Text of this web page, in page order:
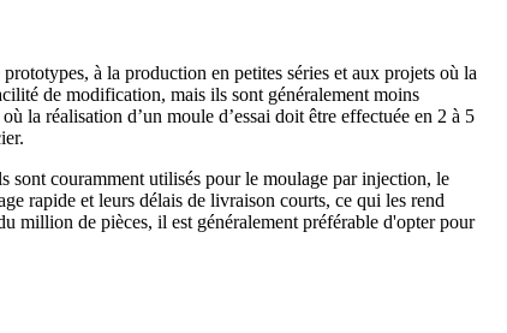
à la production en petites séries et aux projets où la
de modification, mais ils sont généralement moins
la réalisation d’un moule d’essai doit être effectuée en 2 à 5
sont couramment utilisés pour le moulage par injection, le
rapide et leurs délais de livraison courts, ce qui les rend
million de pièces, il est généralement préférable d'opter pour